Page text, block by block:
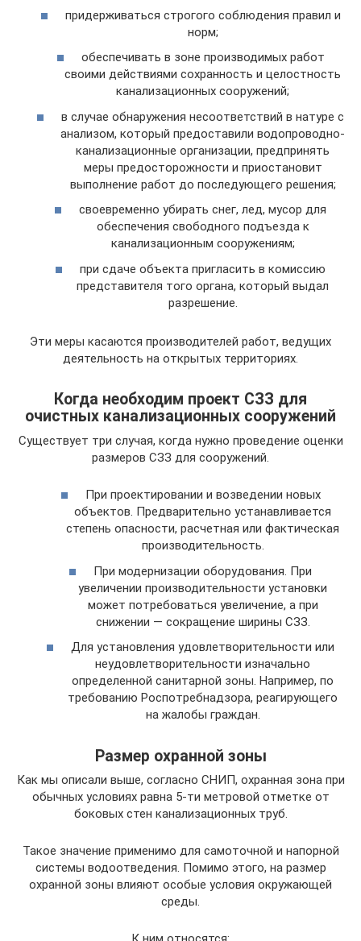
придерживаться строгого соблюдения правил и
норм;
обеспечивать в зоне производимых работ
своими действиями сохранность и целостность
канализационных сооружений;
в случае обнаружения несоответствий в натуре с
анализом, который предоставили водопроводно-
канализационные организации, предпринять
меры предосторожности и приостановит
выполнение работ до последующего решения;
своевременно убирать снег, лед, мусор для
обеспечения свободного подъезда к
канализационным сооружениям;
при сдаче объекта пригласить в комиссию
представителя того органа, который выдал
разрешение.
Эти меры касаются производителей работ, ведущих
деятельность на открытых территориях.
Когда необходим проект СЗЗ для
очистных канализационных сооружений
Существует три случая, когда нужно проведение оценки
размеров СЗЗ для сооружений.
При проектировании и возведении новых
объектов. Предварительно устанавливается
степень опасности, расчетная или фактическая
производительность.
При модернизации оборудования. При
увеличении производительности установки
может потребоваться увеличение, а при
снижении — сокращение ширины СЗЗ.
Для установления удовлетворительности или
неудовлетворительности изначально
определенной санитарной зоны. Например, по
требованию Роспотребнадзора, реагирующего
на жалобы граждан.
Размер охранной зоны
Как мы описали выше, согласно СНИП, охранная зона при
обычных условиях равна 5-ти метровой отметке от
боковых стен канализационных труб.
Такое значение применимо для самоточной и напорной
системы водоотведения. Помимо этого, на размер
охранной зоны влияют особые условия окружающей
среды.